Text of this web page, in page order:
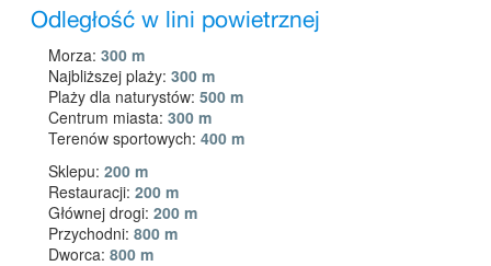
Odległość w lini powietrznej
Morza: 300 m
Najbliższej plaży: 300 m
Plaży dla naturystów: 500 m
Centrum miasta: 300 m
Terenów sportowych: 400 m
Sklepu: 200 m
Restauracji: 200 m
Głównej drogi: 200 m
Przychodni: 800 m
Dworca: 800 m